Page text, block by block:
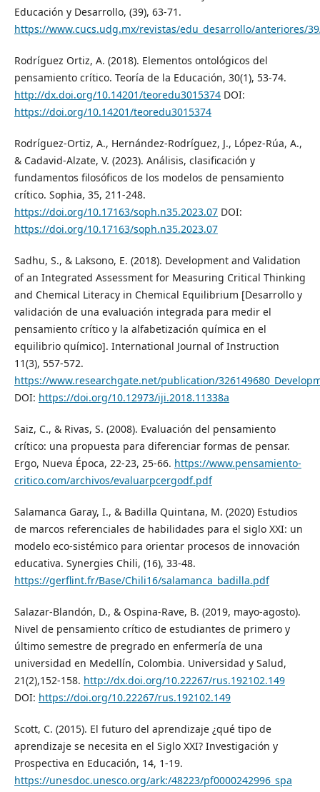
Educación y Desarrollo, (39), 63-71.
https://www.cucs.udg.mx/revistas/edu_desarrollo/anteriores/
Rodríguez Ortiz, A. (2018). Elementos ontológicos del
pensamiento crítico. Teoría de la Educación, 30(1), 53-74.
http://dx.doi.org/10.14201/teoredu3015374DOI:
https://doi.org/10.14201/teoredu3015374
Rodríguez-Ortiz, A., Hernández-Rodríguez, J., López-Rúa, A.,
& Cadavid-Alzate, V. (2023). Análisis, clasificación y
fundamentos filosóficos de los modelos de pensamiento
crítico. Sophia, 35, 211-248.
https://doi.org/10.17163/soph.n35.2023.07DOI:
https://doi.org/10.17163/soph.n35.2023.07
Sadhu, S., & Laksono, E. (2018). Development and Validation
of an Integrated Assessment for Measuring Critical Thinking
and Chemical Literacy in Chemical Equilibrium [Desarrollo y
validación de una evaluación integrada para medir el
pensamiento crítico y la alfabetización química en el
equilibrio químico]. International Journal of Instruction
11(3), 557-572.
https://www.researchgate.net/publication/
DOI: https://doi.org/10.12973/iji.2018.11338a
Saiz, C., & Rivas, S. (2008). Evaluación del pensamiento
crítico: una propuesta para diferenciar formas de pensar.
Ergo, Nueva Época, 22-23, 25-66. https://www.pensamiento-
critico.com/archivos/evaluarpcergodf.pdf
Salamanca Garay, I., & Badilla Quintana, M. (2020) Estudios
de marcos referenciales de habilidades para el siglo XXI: un
modelo eco-sistémico para orientar procesos de innovación
educativa. Synergies Chili, (16), 33-48.
https://gerflint.fr/Base/Chili16/salamanca_badilla.pdf
Salazar-Blandón, D., & Ospina-Rave, B. (2019, mayo-agosto).
Nivel de pensamiento crítico de estudiantes de primero y
último semestre de pregrado en enfermería de una
universidad en Medellín, Colombia. Universidad y Salud,
21(2),152-158. http://dx.doi.org/10.22267/rus.192102.149
DOI: https://doi.org/10.22267/rus.192102.149
Scott, C. (2015). El futuro del aprendizaje ¿qué tipo de
aprendizaje se necesita en el Siglo XXI? Investigación y
Prospectiva en Educación, 14, 1-19.
https://unesdoc.unesco.org/ark:/48223/pf0000242996_spa